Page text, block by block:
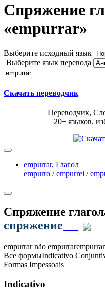
Спряжение
«empurrar»
Выберите исходный язык
Выберите язык перевода
Скачать переводчик
Переводчик,
20+ языков,
empurrar, Глагол
empurro / empurrei /
Спряжение
спряжение
empurrarnão empurrar
Все формыIndicativo
Formas Impessoais
Indicativo